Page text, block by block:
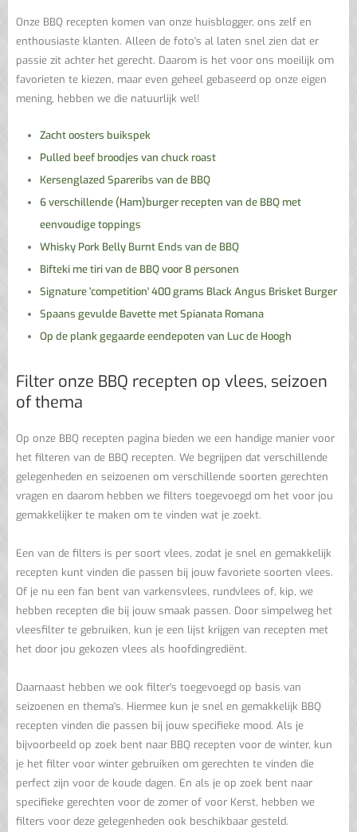
Onze BBQ recepten komen van onze huisblogger, ons zelf en
enthousiaste klanten. Alleen de foto's al laten snel zien dat er
passie zit achter het gerecht. Daarom is het voor ons moeilijk om
favorieten te kiezen, maar even geheel gebaseerd op onze eigen
mening, hebben we die natuurlijk wel!
Zacht oosters buikspek
Pulled beef broodjes van chuck roast
Kersenglazed Spareribs van de BBQ
6 verschillende (Ham)burger recepten van de BBQ met
eenvoudige toppings
Whisky Pork Belly Burnt Ends van de BBQ
Bifteki me tiri van de BBQ voor 8 personen
Signature 'competition' 400 grams Black Angus Brisket Burger
Spaans gevulde Bavette met Spianata Romana
Op de plank gegaarde eendepoten van Luc de Hoogh
Filter onze BBQ recepten op vlees, seizoen
of thema
Op onze BBQ recepten pagina bieden we een handige manier voor
het filteren van de BBQ recepten. We begrijpen dat verschillende
gelegenheden en seizoenen om verschillende soorten gerechten
vragen en daarom hebben we filters toegevoegd om het voor jou
gemakkelijker te maken om te vinden wat je zoekt.
Een van de filters is per soort vlees, zodat je snel en gemakkelijk
recepten kunt vinden die passen bij jouw favoriete soorten vlees.
Of je nu een fan bent van varkensvlees, rundvlees of, kip, we
hebben recepten die bij jouw smaak passen. Door simpelweg het
vleesfilter te gebruiken, kun je een lijst krijgen van recepten met
het door jou gekozen vlees als hoofdingrediënt.
Daarnaast hebben we ook filter's toegevoegd op basis van
seizoenen en thema's. Hiermee kun je snel en gemakkelijk BBQ
recepten vinden die passen bij jouw specifieke mood. Als je
bijvoorbeeld op zoek bent naar BBQ recepten voor de winter, kun
je het filter voor winter gebruiken om gerechten te vinden die
perfect zijn voor de koude dagen. En als je op zoek bent naar
specifieke gerechten voor de zomer of voor Kerst, hebben we
filters voor deze gelegenheden ook beschikbaar gesteld.